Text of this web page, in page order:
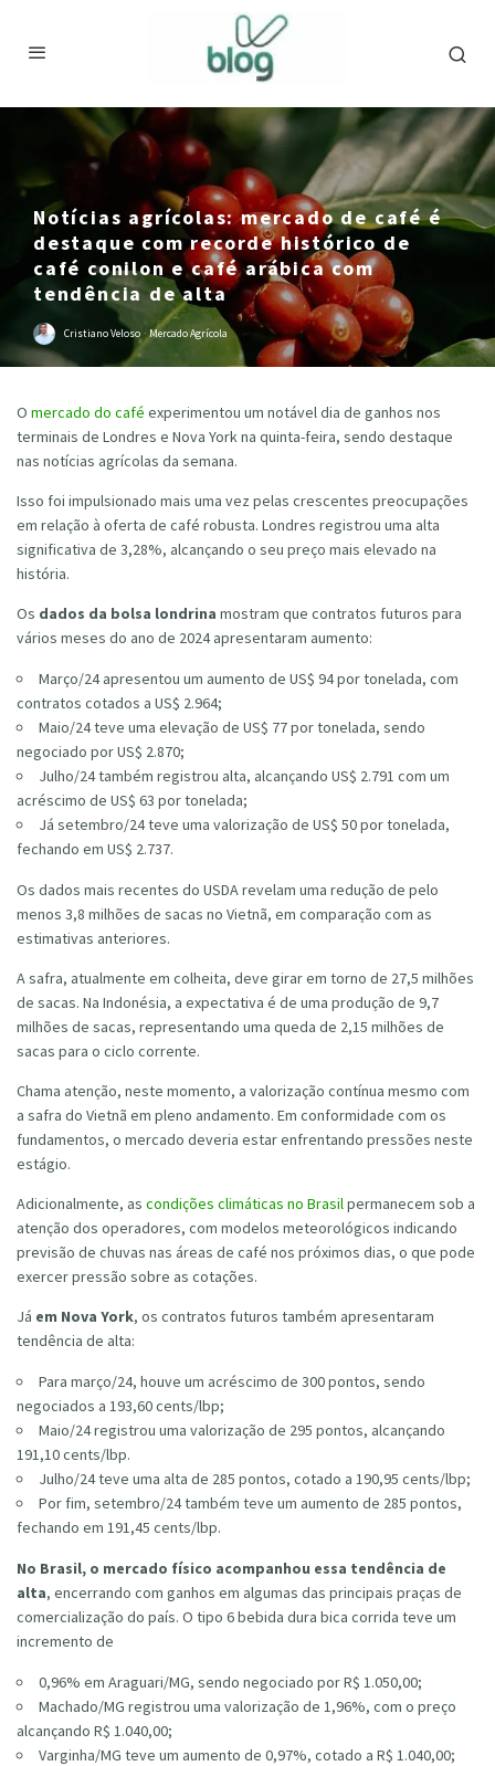
Notícias agrícolas: mercado de café é
destaque com recorde histórico de
café conilon e café arábica com
tendência de alta
Cristiano Veloso · Mercado Agrícola
O mercado do café experimentou um notável dia de ganhos nos
terminais de Londres e Nova York na quinta-feira, sendo destaque
nas notícias agrícolas da semana.
Isso foi impulsionado mais uma vez pelas crescentes preocupações
em relação à oferta de café robusta. Londres registrou uma alta
significativa de 3,28%, alcançando o seu preço mais elevado na
história.
Os dados da bolsa londrina mostram que contratos futuros para
vários meses do ano de 2024 apresentaram aumento:
Março/24 apresentou um aumento de US$ 94 por tonelada, com
contratos cotados a US$ 2.964;
Maio/24 teve uma elevação de US$ 77 por tonelada, sendo
negociado por US$ 2.870;
Julho/24 também registrou alta, alcançando US$ 2.791 com um
acréscimo de US$ 63 por tonelada;
Já setembro/24 teve uma valorização de US$ 50 por tonelada,
fechando em US$ 2.737.
Os dados mais recentes do USDA revelam uma redução de pelo
menos 3,8 milhões de sacas no Vietnã, em comparação com as
estimativas anteriores.
A safra, atualmente em colheita, deve girar em torno de 27,5 milhões
de sacas. Na Indonésia, a expectativa é de uma produção de 9,7
milhões de sacas, representando uma queda de 2,15 milhões de
sacas para o ciclo corrente.
Chama atenção, neste momento, a valorização contínua mesmo com
a safra do Vietnã em pleno andamento. Em conformidade com os
fundamentos, o mercado deveria estar enfrentando pressões neste
estágio.
Adicionalmente, as condições climáticas no Brasilpermanecem sob a
atenção dos operadores, com modelos meteorológicos indicando
previsão de chuvas nas áreas de café nos próximos dias, o que pode
exercer pressão sobre as cotações.
Já em Nova York, os contratos futuros também apresentaram
tendência de alta:
Para março/24, houve um acréscimo de 300 pontos, sendo
negociados a 193,60 cents/lbp;
Maio/24 registrou uma valorização de 295 pontos, alcançando
191,10 cents/lbp.
Julho/24 teve uma alta de 285 pontos, cotado a 190,95 cents/lbp;
Por fim, setembro/24 também teve um aumento de 285 pontos,
fechando em 191,45 cents/lbp.
No Brasil, o mercado físico acompanhou essa tendência de
alta, encerrando com ganhos em algumas das principais praças de
comercialização do país. O tipo 6 bebida dura bica corrida teve um
incremento de
0,96% em Araguari/MG, sendo negociado por R$ 1.050,00;
Machado/MG registrou uma valorização de 1,96%, com o preço
alcançando R$ 1.040,00;
Varginha/MG teve um aumento de 0,97%, cotado a R$ 1.040,00;